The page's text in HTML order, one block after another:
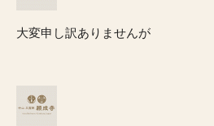
大変申し訳ありませんが